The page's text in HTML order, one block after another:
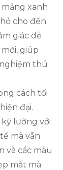
xanh
cho đến
giác dễ
giúp
thú
cách tối
đại.
lưỡng với
mà vẫn
và các màu
mắt mà